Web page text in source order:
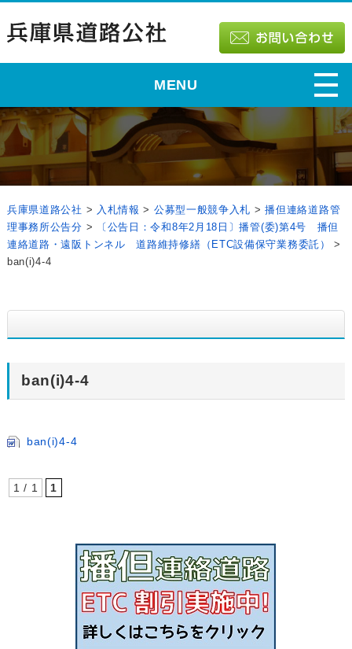
MENU
兵庫県道路公社 > 入札情報 > 公募型一般競争入札 >播但連絡道路管
理事務所公告分 >
〔公告日：令和8年2月18日〕播管(委)第4号 播但
連絡道路・遠阪トンネル 道路維持修繕（ETC設備保守業務委託）
>
ban(i)4-4
ban(i)4-4
ban(i)4-4
1 / 1 1